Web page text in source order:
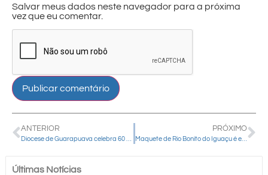
Salvar meus dados neste navegador para a próxima
vez que eu comentar.
ANTERIOR PRÓXIMO
Maquete de Rio Bonito do Iguaçu é entregue à Sala das Promessas do Santuário Nacional de Aparecida em gesto de gratidão
Últimas Notícias